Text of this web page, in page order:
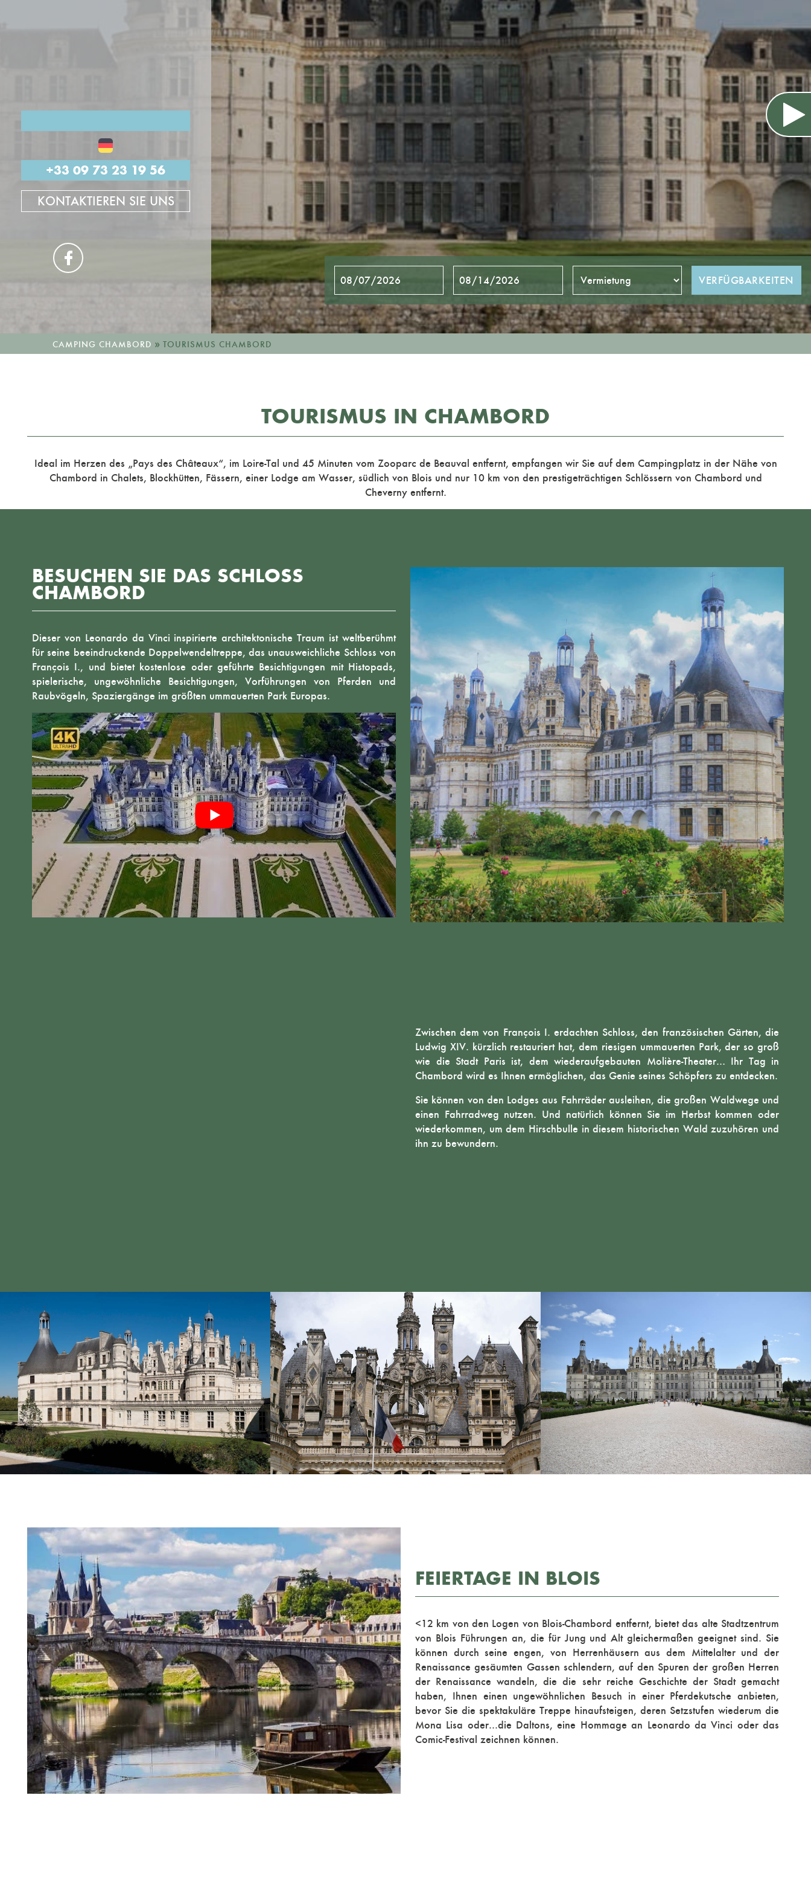
+33 09 73 23 19 56
KONTAKTIEREN SIE UNS
CAMPING CHAMBORD » TOURISMUS CHAMBORD
TOURISMUS IN CHAMBORD
Ideal im Herzen des „Pays des Châteaux“, im Loire-Tal und 45 Minuten vom Zooparc de Beauval entfernt, empfangen wir Sie auf dem Campingplatz in der Nähe von
Chambord in Chalets, Blockhütten, Fässern, einer Lodge am Wasser, südlich von Blois und nur 10 km von den prestigeträchtigen Schlössern von Chambord und
Cheverny entfernt.
BESUCHEN SIE DAS SCHLOSS
CHAMBORD
Dieser von Leonardo da Vinci inspirierte architektonische Traum ist weltberühmt
für seine beeindruckende Doppelwendeltreppe, das unausweichliche Schloss von
François I., und bietet kostenlose oder geführte Besichtigungen mit Histopads,
spielerische, ungewöhnliche Besichtigungen, Vorführungen von Pferden und
Raubvögeln, Spaziergänge im größten ummauerten Park Europas.
Zwischen dem von François I. erdachten Schloss, den französischen Gärten, die
Ludwig XIV. kürzlich restauriert hat, dem riesigen ummauerten Park, der so groß
wie die Stadt Paris ist, dem wiederaufgebauten Molière-Theater… Ihr Tag in
Chambord wird es Ihnen ermöglichen, das Genie seines Schöpfers zu entdecken.
Sie können von den Lodges aus Fahrräder ausleihen, die großen Waldwege und
einen Fahrradweg nutzen. Und natürlich können Sie im Herbst kommen oder
wiederkommen, um dem Hirschbulle in diesem historischen Wald zuzuhören und
ihn zu bewundern.
FEIERTAGE IN BLOIS
<12 km von den Logen von Blois-Chambord entfernt, bietet das alte Stadtzentrum
von Blois Führungen an, die für Jung und Alt gleichermaßen geeignet sind. Sie
können durch seine engen, von Herrenhäusern aus dem Mittelalter und der
Renaissance gesäumten Gassen schlendern, auf den Spuren der großen Herren
der Renaissance wandeln, die die sehr reiche Geschichte der Stadt gemacht
haben, Ihnen einen ungewöhnlichen Besuch in einer Pferdekutsche anbieten,
bevor Sie die spektakuläre Treppe hinaufsteigen, deren Setzstufen wiederum die
Mona Lisa oder...die Daltons, eine Hommage an Leonardo da Vinci oder das
Comic-Festival zeichnen können.